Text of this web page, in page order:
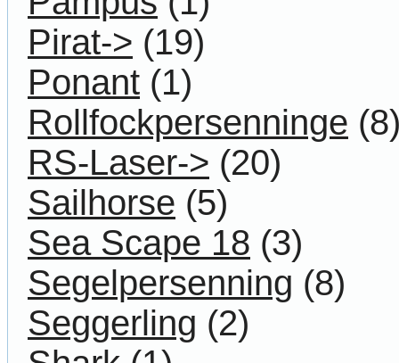
Pirat-> (19)
Ponant (1)
Rollfockpersenninge
RS-Laser-> (20)
Sailhorse (5)
Sea Scape 18 (3)
Segelpersenning (8)
Seggerling (2)